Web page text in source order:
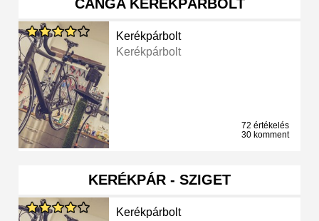
CANGA KERÉKPÁRBOLT
Kerékpárbolt
Kerékpárbolt
72 értékelés
30 komment
KERÉKPÁR - SZIGET
Kerékpárbolt